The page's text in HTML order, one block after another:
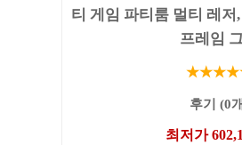
티 게임 파티룸 멀티 레저,
프레임
후기 (0
최저가